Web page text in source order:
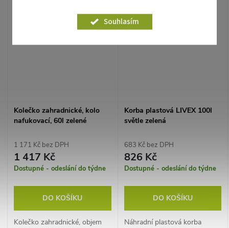
Souhlasím
Kolečko zahradnické, kolo
nafukovací, 60l zelené
1 171 Kč bez DPH
1 417 Kč
Dostupné - odeslání do týdne
DO KOŠÍKU
Kolečko zahradnické, objem
Korba plastová LIVEX 100l
světle zelená
683 Kč bez DPH
826 Kč
Dostupné - odeslání do týdne
DO KOŠÍKU
Náhradní plastová korba